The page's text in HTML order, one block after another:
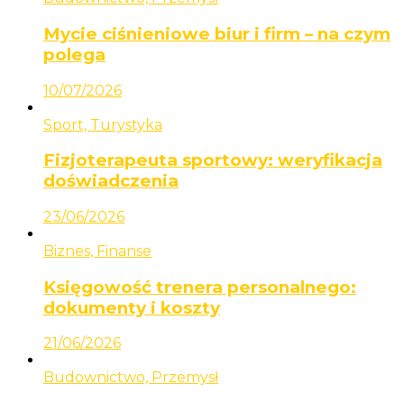
Mycie ciśnieniowe biur i firm – na czym
polega
10/07/2026
Sport, Turystyka
Fizjoterapeuta sportowy: weryfikacja
doświadczenia
23/06/2026
Biznes, Finanse
Księgowość trenera personalnego:
dokumenty i koszty
21/06/2026
Budownictwo, Przemysł